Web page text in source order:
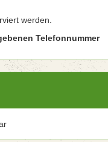
werden.
Telefonnummer